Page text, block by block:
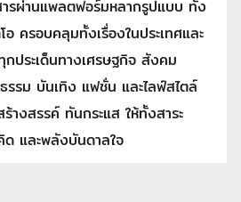
ารผ่านแพลตฟอร์มหลากรูปแบบ ทั้ง
ครอบคลุมทั้งเรื่องในประเทศและ
ประเด็นทางเศรษฐกิจ สังคม
รม บันเทิง แฟชั่น และไลฟ์สไตล์
างสรรค์ ทันกระแส ให้ทั้งสาระ
ด และพลังบันดาลใจ